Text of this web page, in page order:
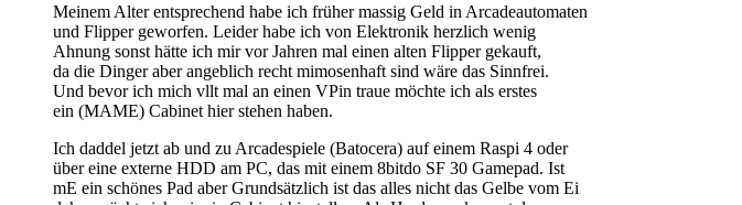
Meinem Alter entsprechend habe ich früher massig Geld in Arcadeautomaten
und Flipper geworfen. Leider habe ich von Elektronik herzlich wenig
Ahnung sonst hätte ich mir vor Jahren mal einen alten Flipper gekauft,
da die Dinger aber angeblich recht mimosenhaft sind wäre das Sinnfrei.
Und bevor ich mich vllt mal an einen VPin traue möchte ich als erstes
ein (MAME) Cabinet hier stehen haben.
Ich daddel jetzt ab und zu Arcadespiele (Batocera) auf einem Raspi 4 oder
über eine externe HDD am PC, das mit einem 8bitdo SF 30 Gamepad. Ist
mE ein schönes Pad aber Grundsätzlich ist das alles nicht das Gelbe vom Ei